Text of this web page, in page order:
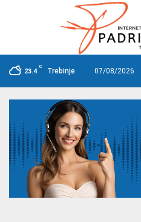
23.4
C
Trebinje 07/08/2026